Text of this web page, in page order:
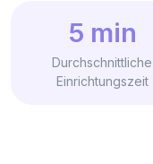
5 min
Durchschnittliche
Einrichtungszeit